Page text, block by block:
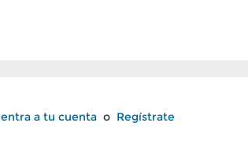
entra a tu cuenta o Regístrate